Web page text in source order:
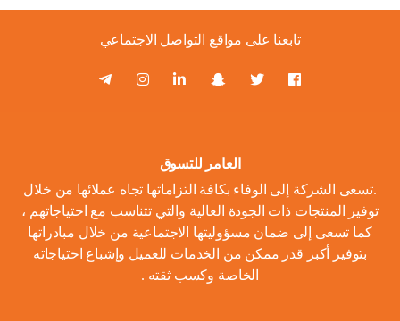
تابعنا على مواقع التواصل الاجتماعي
العامر للتسوق
.تسعى الشركة إلى الوفاء بكافة التزاماتها تجاه عملائها من خلال
توفير المنتجات ذات الجودة العالية والتي تتناسب مع احتياجاتهم ،
كما تسعى إلى ضمان مسؤوليتها الاجتماعية من خلال مبادراتها
بتوفير أكبر قدر ممكن من الخدمات للعميل وإشباع احتياجاته
الخاصة وكسب ثقته .